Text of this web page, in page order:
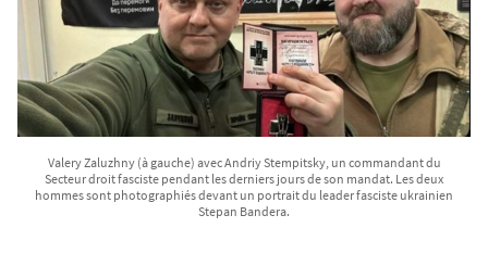
Valery Zaluzhny (à gauche) avec Andriy Stempitsky, un commandant du
Secteur droit fasciste pendant les derniers jours de son mandat. Les deux
hommes sont photographiés devant un portrait du leader fasciste ukrainien
Stepan Bandera.